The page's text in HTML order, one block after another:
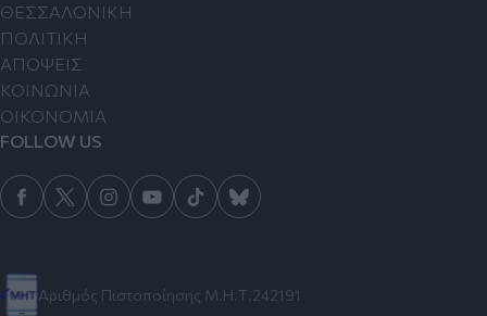
Αριθμός Πιστοποίησης Μ.Η.Τ.242191
ΘΕΣΣΑΛΟΝΙΚΗ
ΠΟΛΙΤΙΚΗ
ΑΠΟΨΕΙΣ
ΚΟΙΝΩΝΙΑ
ΟΙΚΟΝΟΜΙΑ
FOLLOW US